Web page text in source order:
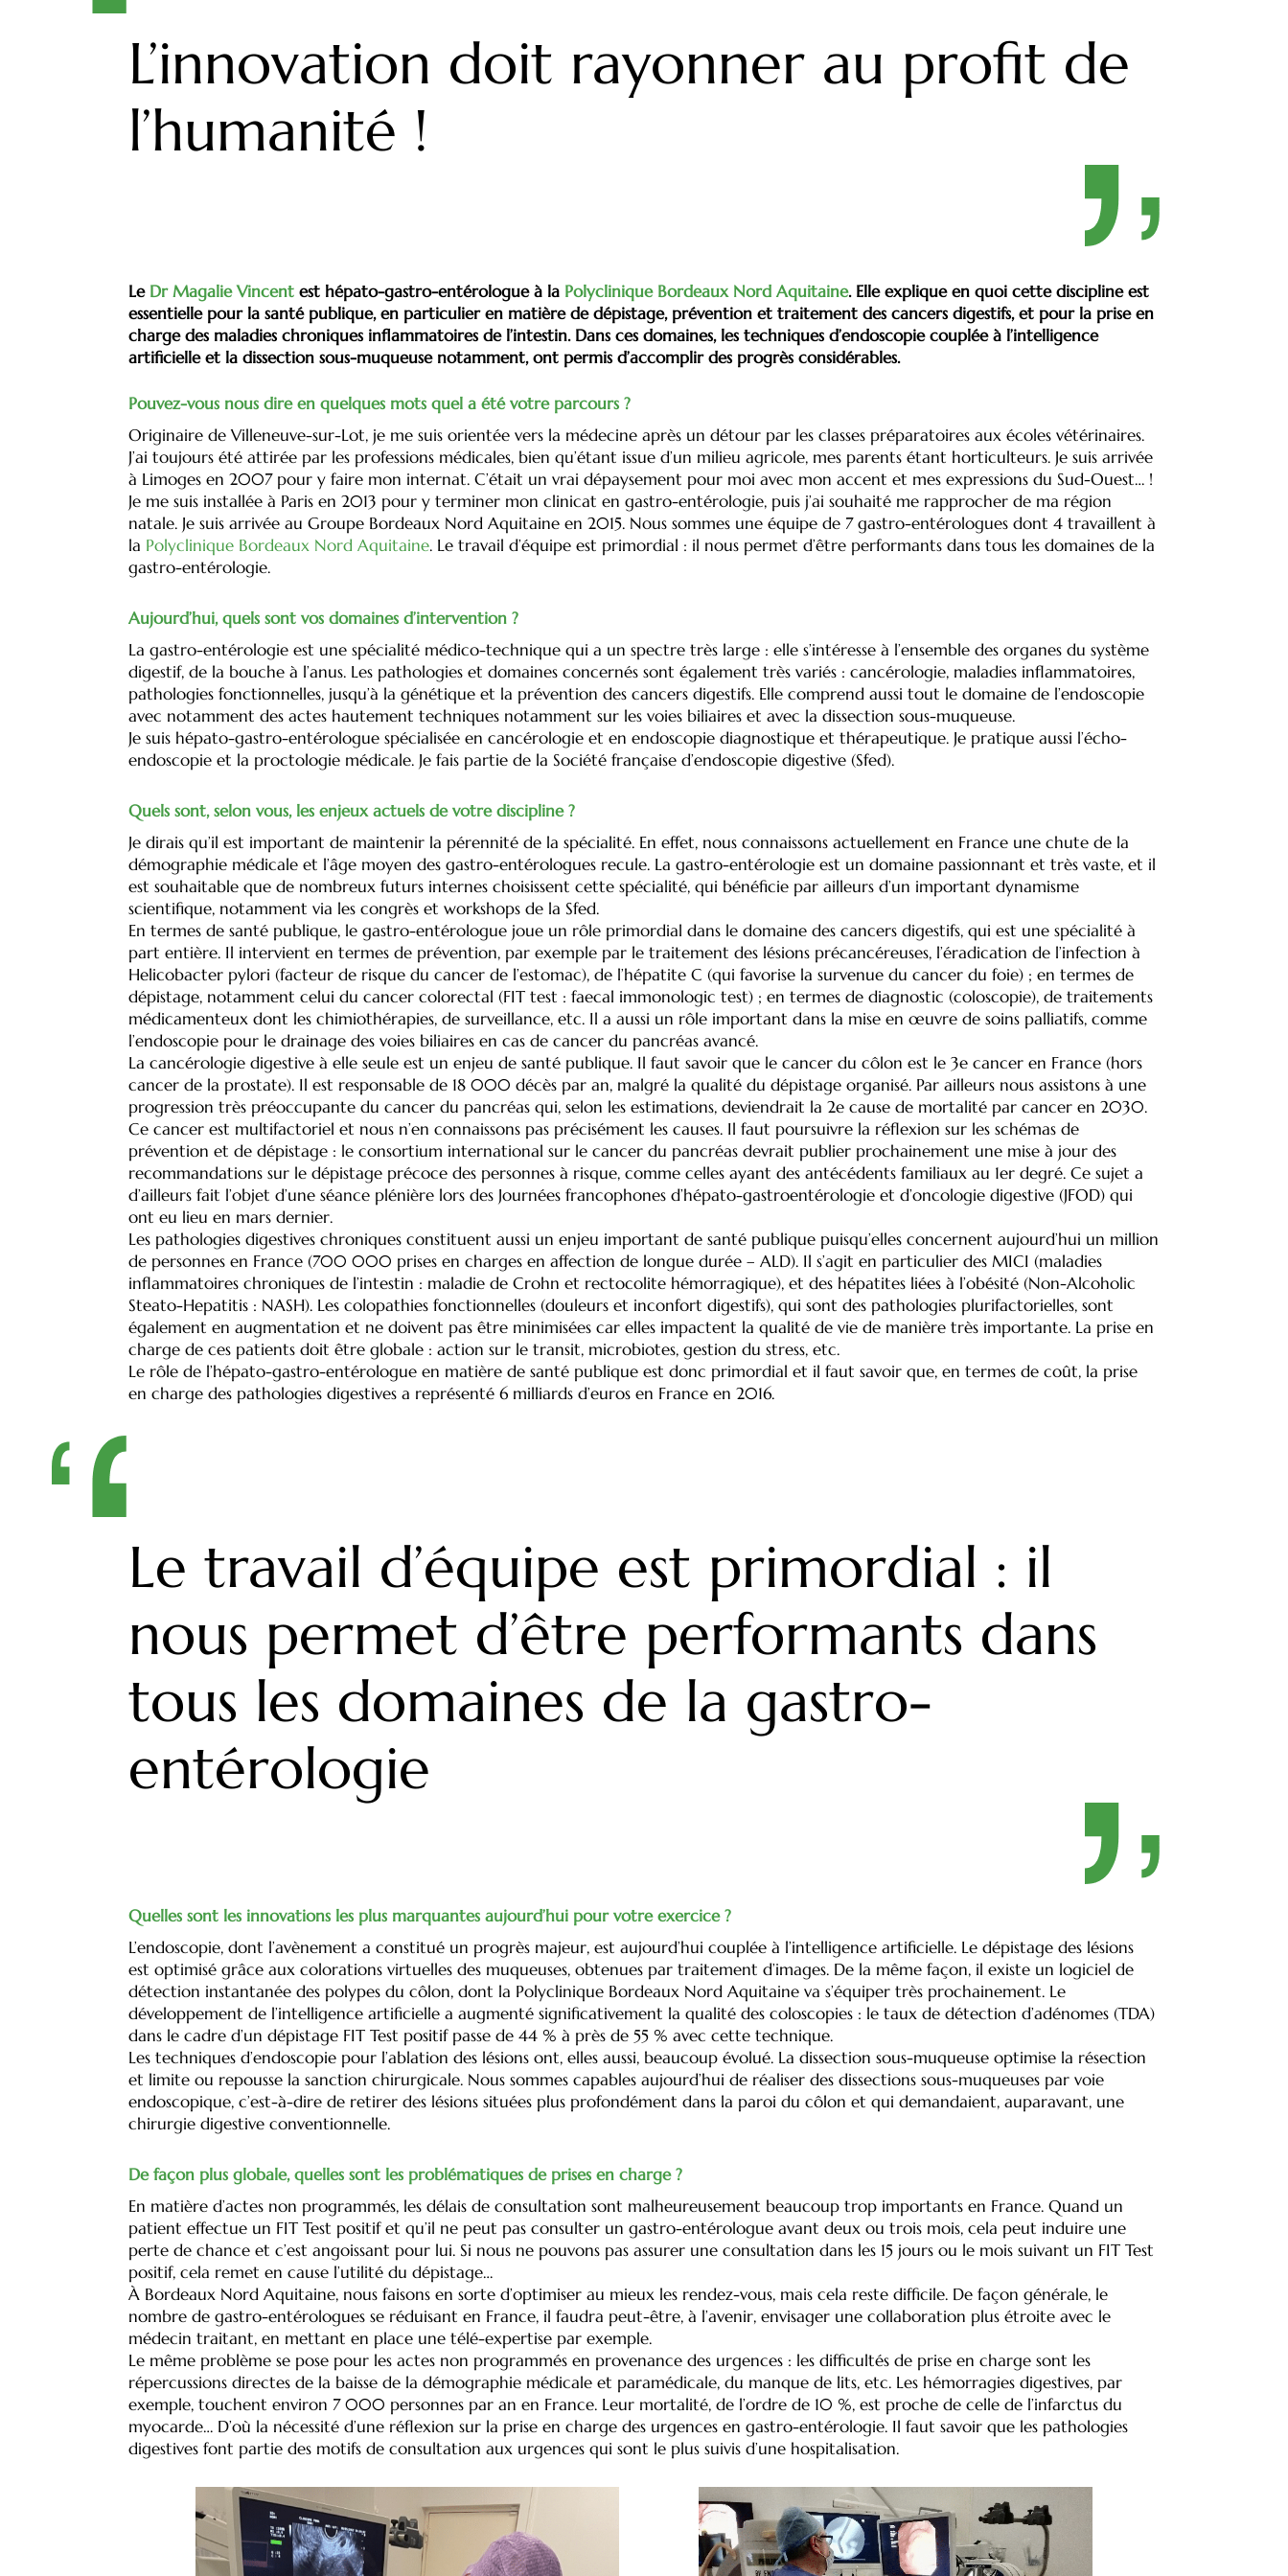
y
L’innovation doit rayonner au profit de
l’humanité !
Le Dr Magalie Vincent est hépato-gastro-entérologue à la Polyclinique Bordeaux Nord Aquitaine. Elle explique en quoi cette discipline est
essentielle pour la santé publique, en particulier en matière de dépistage, prévention et traitement des cancers digestifs, et pour la prise en
charge des maladies chroniques inflammatoires de l’intestin. Dans ces domaines, les techniques d’endoscopie couplée à l’intelligence
artificielle et la dissection sous-muqueuse notamment, ont permis d’accomplir des progrès considérables.
Pouvez-vous nous dire en quelques mots quel a été votre parcours ?
Originaire de Villeneuve-sur-Lot, je me suis orientée vers la médecine après un détour par les classes préparatoires aux écoles vétérinaires.
J’ai toujours été attirée par les professions médicales, bien qu’étant issue d’un milieu agricole, mes parents étant horticulteurs. Je suis arrivée
à Limoges en 2007 pour y faire mon internat. C’était un vrai dépaysement pour moi avec mon accent et mes expressions du Sud-Ouest… !
Je me suis installée à Paris en 2013 pour y terminer mon clinicat en gastro-entérologie, puis j’ai souhaité me rapprocher de ma région
natale. Je suis arrivée au Groupe Bordeaux Nord Aquitaine en 2015. Nous sommes une équipe de 7 gastro-entérologues dont 4 travaillent à
la Polyclinique Bordeaux Nord Aquitaine. Le travail d’équipe est primordial : il nous permet d’être performants dans tous les domaines de la
gastro-entérologie.
Aujourd’hui, quels sont vos domaines d’intervention ?
La gastro-entérologie est une spécialité médico-technique qui a un spectre très large : elle s’intéresse à l’ensemble des organes du système
digestif, de la bouche à l’anus. Les pathologies et domaines concernés sont également très variés : cancérologie, maladies inflammatoires,
pathologies fonctionnelles, jusqu’à la génétique et la prévention des cancers digestifs. Elle comprend aussi tout le domaine de l’endoscopie
avec notamment des actes hautement techniques notamment sur les voies biliaires et avec la dissection sous-muqueuse.
Je suis hépato-gastro-entérologue spécialisée en cancérologie et en endoscopie diagnostique et thérapeutique. Je pratique aussi l’écho-
endoscopie et la proctologie médicale. Je fais partie de la Société française d’endoscopie digestive (Sfed).
Quels sont, selon vous, les enjeux actuels de votre discipline ?
Je dirais qu’il est important de maintenir la pérennité de la spécialité. En effet, nous connaissons actuellement en France une chute de la
démographie médicale et l’âge moyen des gastro-entérologues recule. La gastro-entérologie est un domaine passionnant et très vaste, et il
est souhaitable que de nombreux futurs internes choisissent cette spécialité, qui bénéficie par ailleurs d’un important dynamisme
scientifique, notamment via les congrès et workshops de la Sfed.
En termes de santé publique, le gastro-entérologue joue un rôle primordial dans le domaine des cancers digestifs, qui est une spécialité à
part entière. Il intervient en termes de prévention, par exemple par le traitement des lésions précancéreuses, l’éradication de l’infection à
Helicobacter pylori (facteur de risque du cancer de l’estomac), de l’hépatite C (qui favorise la survenue du cancer du foie) ; en termes de
dépistage, notamment celui du cancer colorectal (FIT test : faecal immonologic test) ; en termes de diagnostic (coloscopie), de traitements
médicamenteux dont les chimiothérapies, de surveillance, etc. Il a aussi un rôle important dans la mise en œuvre de soins palliatifs, comme
l’endoscopie pour le drainage des voies biliaires en cas de cancer du pancréas avancé.
La cancérologie digestive à elle seule est un enjeu de santé publique. Il faut savoir que le cancer du côlon est le 3e cancer en France (hors
cancer de la prostate). Il est responsable de 18 000 décès par an, malgré la qualité du dépistage organisé. Par ailleurs nous assistons à une
progression très préoccupante du cancer du pancréas qui, selon les estimations, deviendrait la 2e cause de mortalité par cancer en 2030.
Ce cancer est multifactoriel et nous n’en connaissons pas précisément les causes. Il faut poursuivre la réflexion sur les schémas de
prévention et de dépistage : le consortium international sur le cancer du pancréas devrait publier prochainement une mise à jour des
recommandations sur le dépistage précoce des personnes à risque, comme celles ayant des antécédents familiaux au 1er degré. Ce sujet a
d’ailleurs fait l’objet d’une séance plénière lors des Journées francophones d’hépato-gastroentérologie et d’oncologie digestive (JFOD) qui
ont eu lieu en mars dernier.
Les pathologies digestives chroniques constituent aussi un enjeu important de santé publique puisqu’elles concernent aujourd’hui un million
de personnes en France (700 000 prises en charges en affection de longue durée – ALD). Il s’agit en particulier des MICI (maladies
inflammatoires chroniques de l’intestin : maladie de Crohn et rectocolite hémorragique), et des hépatites liées à l’obésité (Non-Alcoholic
Steato-Hepatitis : NASH). Les colopathies fonctionnelles (douleurs et inconfort digestifs), qui sont des pathologies plurifactorielles, sont
également en augmentation et ne doivent pas être minimisées car elles impactent la qualité de vie de manière très importante. La prise en
charge de ces patients doit être globale : action sur le transit, microbiotes, gestion du stress, etc.
Le rôle de l’hépato-gastro-entérologue en matière de santé publique est donc primordial et il faut savoir que, en termes de coût, la prise
en charge des pathologies digestives a représenté 6 milliards d’euros en France en 2016.
Le travail d’équipe est primordial : il
nous permet d’être performants dans
tous les domaines de la gastro-
entérologie
Quelles sont les innovations les plus marquantes aujourd’hui pour votre exercice ?
L’endoscopie, dont l’avènement a constitué un progrès majeur, est aujourd’hui couplée à l’intelligence artificielle. Le dépistage des lésions
est optimisé grâce aux colorations virtuelles des muqueuses, obtenues par traitement d’images. De la même façon, il existe un logiciel de
détection instantanée des polypes du côlon, dont la Polyclinique Bordeaux Nord Aquitaine va s’équiper très prochainement. Le
développement de l’intelligence artificielle a augmenté significativement la qualité des coloscopies : le taux de détection d’adénomes (TDA)
dans le cadre d’un dépistage FIT Test positif passe de 44 % à près de 55 % avec cette technique.
Les techniques d’endoscopie pour l’ablation des lésions ont, elles aussi, beaucoup évolué. La dissection sous-muqueuse optimise la résection
et limite ou repousse la sanction chirurgicale. Nous sommes capables aujourd’hui de réaliser des dissections sous-muqueuses par voie
endoscopique, c’est-à-dire de retirer des lésions situées plus profondément dans la paroi du côlon et qui demandaient, auparavant, une
chirurgie digestive conventionnelle.
De façon plus globale, quelles sont les problématiques de prises en charge ?
En matière d’actes non programmés, les délais de consultation sont malheureusement beaucoup trop importants en France. Quand un
patient effectue un FIT Test positif et qu’il ne peut pas consulter un gastro-entérologue avant deux ou trois mois, cela peut induire une
perte de chance et c’est angoissant pour lui. Si nous ne pouvons pas assurer une consultation dans les 15 jours ou le mois suivant un FIT Test
positif, cela remet en cause l’utilité du dépistage…
À Bordeaux Nord Aquitaine, nous faisons en sorte d’optimiser au mieux les rendez-vous, mais cela reste difficile. De façon générale, le
nombre de gastro-entérologues se réduisant en France, il faudra peut-être, à l’avenir, envisager une collaboration plus étroite avec le
médecin traitant, en mettant en place une télé-expertise par exemple.
Le même problème se pose pour les actes non programmés en provenance des urgences : les difficultés de prise en charge sont les
répercussions directes de la baisse de la démographie médicale et paramédicale, du manque de lits, etc. Les hémorragies digestives, par
exemple, touchent environ 7 000 personnes par an en France. Leur mortalité, de l’ordre de 10 %, est proche de celle de l’infarctus du
myocarde… D’où la nécessité d’une réflexion sur la prise en charge des urgences en gastro-entérologie. Il faut savoir que les pathologies
digestives font partie des motifs de consultation aux urgences qui sont le plus suivis d’une hospitalisation.